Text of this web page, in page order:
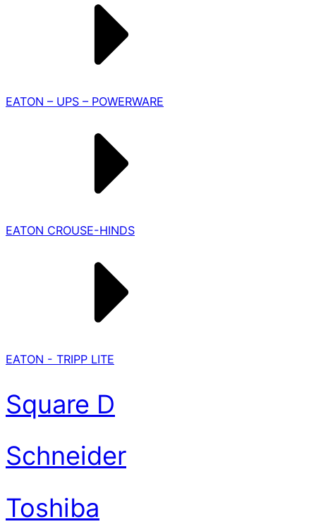
EATON – UPS – POWERWARE
EATON CROUSE-HINDS
EATON - TRIPP LITE
Square D
Schneider
Toshiba